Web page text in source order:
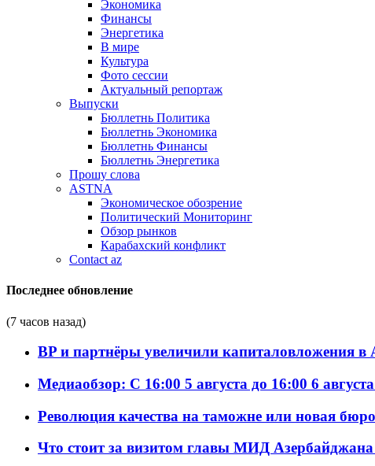
Экономика
Финансы
Энергетика
В мире
Культура
Фото сессии
Актуальный репортаж
Выпуски
Бюллетнь Политика
Бюллетнь Экономика
Бюллетнь Финансы
Бюллетнь Энергетика
Прошу слова
ASTNA
Экономическое обозрение
Политический Мониторинг
Обзор рынков
Карабахский конфликт
Contact az
Последнее обновление
(7 часов назад)
BP и партнёры увеличили капиталовложения
Медиаобзор: С 16:00 5 августа до 16:00 6
Революция качества на таможне или новая
Что стоит за визитом главы МИД